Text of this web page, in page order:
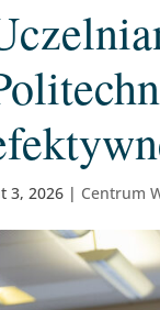
3, 2026 | Centrum